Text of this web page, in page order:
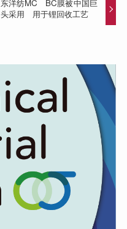
东洋纺MC BC膜被中国巨
头采用 用于锂回收工艺